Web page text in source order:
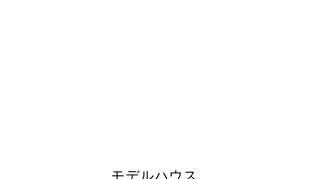
モデルハウス